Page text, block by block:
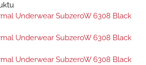
Underwear SubzeroW 6308 Black
Underwear SubzeroW 6308 Black
Underwear SubzeroW 6308 Black